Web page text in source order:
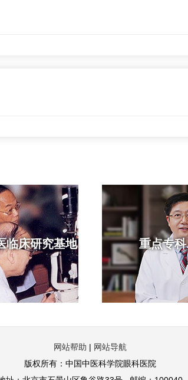
临床研究基地 重点专科
网站帮助 | 网站导航
版权所有：中国中医科学院眼科医院